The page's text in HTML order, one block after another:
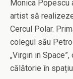
Monica Popescu
artist să
Cercul Polar.
colegul său
„Virgin in
călătorie în